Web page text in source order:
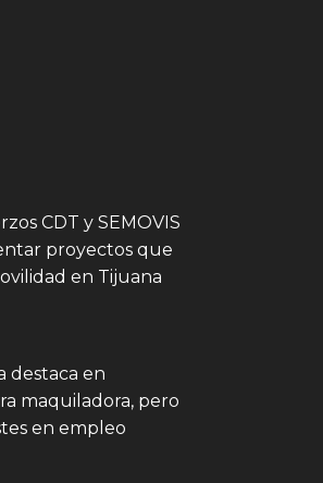
CDT y SEMOVIS
proyectos que
en Tijuana
destaca en
maquiladora, pero
en empleo